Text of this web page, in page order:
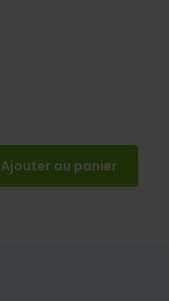
Ajouter au panier